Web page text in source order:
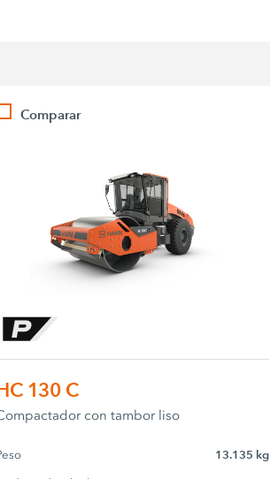
Comparar
130 C
con tambor liso
13.135 kg